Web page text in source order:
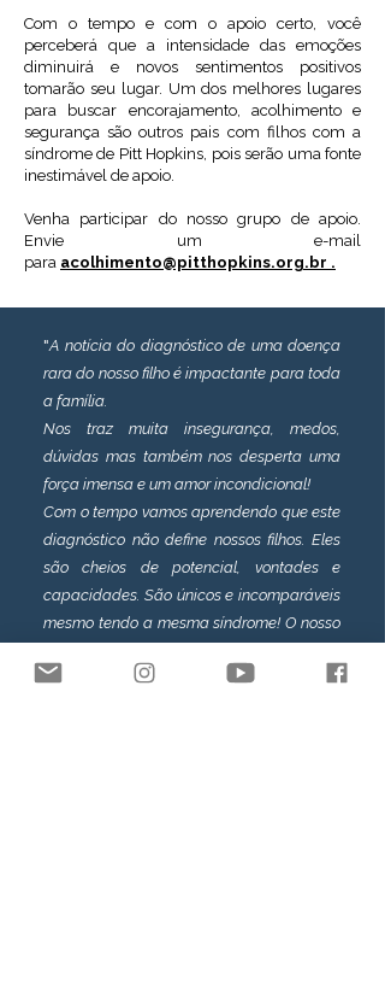
Com o tempo e com o apoio certo, você
perceberá que a intensidade das emoções
diminuirá e novos sentimentos positivos
tomarão seu lugar. Um dos melhores lugares
para buscar encorajamento, acolhimento e
segurança são outros pais com filhos com a
síndrome de Pitt Hopkins, pois serão uma fonte
inestimável de apoio.
Venha participar do nosso grupo de apoio.
Envie um e-mail
para acolhimento@pitthopkins.org.br .
"A notícia do diagnóstico de uma doença
rara do nosso filho é impactante para toda
a família.
Nos traz muita insegurança, medos,
dúvidas mas também nos desperta uma
força imensa e um amor incondicional!
Com o tempo vamos aprendendo que este
diagnóstico não define nossos filhos. Eles
são cheios de potencial, vontades e
capacidades. São únicos e incomparáveis
mesmo tendo a mesma síndrome! O nosso
receber a todos que confirmaram o